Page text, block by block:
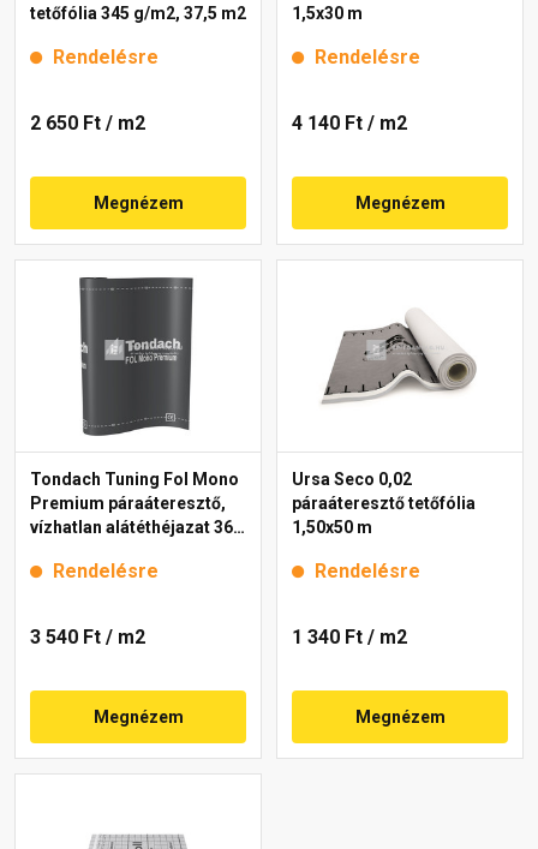
tetőfólia 345 g/m2, 37,5 m2
Rendelésre
2 650 Ft / m2
Megnézem
1,5x30 m
Rendelésre
4 140 Ft / m2
Megnézem
Tondach Tuning Fol Mono
Premium páraáteresztő,
vízhatlan alátéthéjazat 360
Rendelésre
3 540 Ft / m2
Megnézem
Ursa Seco 0,02
páraáteresztő tetőfólia
1,50x50 m
Rendelésre
1 340 Ft / m2
Megnézem